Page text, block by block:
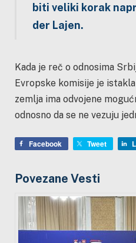
biti veliki korak
der Lajen.
Kada je reč o odnosima
Evropske komisije je istakla
zemlja ima odvojene
odnosno da se ne vezuju
Facebook Tweet
Povezane Vesti